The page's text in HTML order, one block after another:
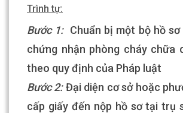
Trình tự:
Bước 1: Chuẩn bị một bộ hồ
chứng nhận phòng cháy chữa
theo quy định của Pháp luật
Bước 2:Đại diện cơ sở hoặc
cấp giấy đến nộp hồ sơ tại trụ